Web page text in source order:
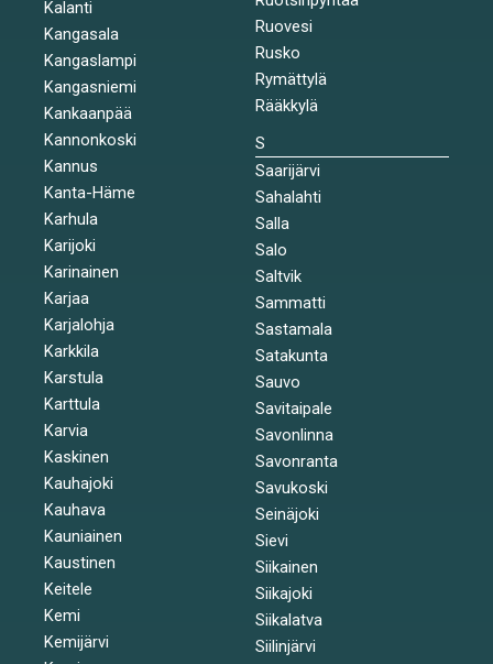
Kalanti
Kangasala
Kangaslampi
Kangasniemi
Kankaanpää
Kannonkoski
Kannus
Kanta-Häme
Karhula
Karijoki
Karinainen
Karjaa
Karjalohja
Karkkila
Karstula
Karttula
Karvia
Kaskinen
Kauhajoki
Kauhava
Kauniainen
Kaustinen
Keitele
Kemi
Kemijärvi
Ruovesi
Rusko
Rymättylä
Rääkkylä
S
Saarijärvi
Sahalahti
Salla
Salo
Saltvik
Sammatti
Sastamala
Satakunta
Sauvo
Savitaipale
Savonlinna
Savonranta
Savukoski
Seinäjoki
Sievi
Siikainen
Siikajoki
Siikalatva
Siilinjärvi